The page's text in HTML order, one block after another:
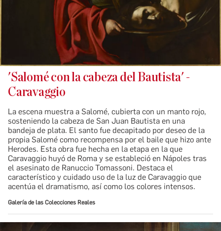
'Salomé con la cabeza del Bautista' -
Caravaggio
La escena muestra a Salomé, cubierta con un manto rojo,
sosteniendo la cabeza de San Juan Bautista en una
bandeja de plata. El santo fue decapitado por deseo de la
propia Salomé como recompensa por el baile que hizo ante
Herodes. Esta obra fue hecha en la etapa en la que
Caravaggio huyó de Roma y se estableció en Nápoles tras
el asesinato de Ranuccio Tomassoni. Destaca el
característico y cuidado uso de la luz de Caravaggio que
acentúa el dramatismo, así como los colores intensos.
Galería de las Colecciones Reales